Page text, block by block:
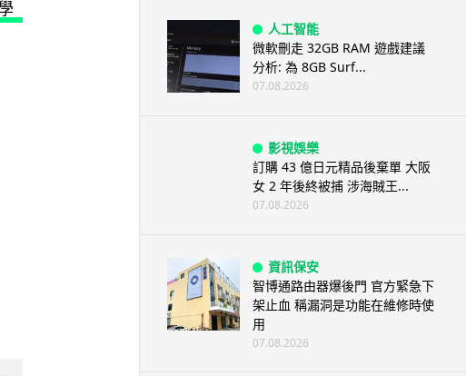
人工智能
微軟刪走 32GB RAM 遊戲建議
分析: 為 8GB Surf...
07.08.2026
影視娛樂
訂購 43 億日元精品後棄單 大阪
女 2 年後終被捕 涉海賊王...
07.08.2026
資訊保安
智博通路由器爆後門 官方緊急下
架止血 稱漏洞是功能在維修時使
用
07.08.2026